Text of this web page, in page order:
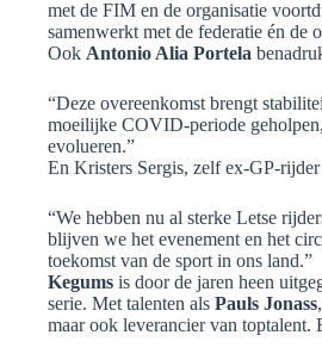
met de FIM en de organisatie
samenwerkt met de federatie én de
Ook Antonio Alia Portela
“Deze overeenkomst brengt
moeilijke COVID-periode
evolueren.”
En Kristers Sergis, zelf ex-GP-
“We hebben nu al sterke Letse
blijven we het evenement en het
toekomst van de sport in ons land.”
Kegums is door de jaren heen
serie. Met talenten als Pauls Jonass
maar ook leverancier van toptalent.